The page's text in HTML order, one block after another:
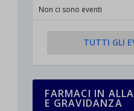
Non ci sono eventi
TUTTI GLI
FARMACI IN
E GRAVIDANZA